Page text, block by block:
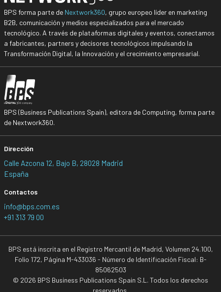
BPS forma parte de Nextwork360, grupo europeo líder en marketing
B2B, comunicación y medios especializados para el mercado
tecnológico. A través de plataformas digitales y eventos, conectamos
a fabricantes, partners y decisores tecnológicos impulsando la
Transformación Digital, la Innovación y el crecimiento empresarial.
BPS (Business Publications Spain), editora de Computing, forma parte
de Nextwork360.
Dirección
Calle Azcona 12, Bajo B, 28028 Madrid
España
Contactos
info@bps.com.es
+91 313 79 00
BPS está inscrita en el Registro Mercantil de Madrid, Volumen 24.100,
Folio 172, Página M-433036 - Número de Identificación Fiscal: B-
85062503
© 2026 BPS Business Publications Spain S.L. Todos los derechos
reservados.